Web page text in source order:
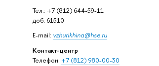
Тел.: +7 (812) 644-59-11
доб. 61510
E-mail: vzhurikhina@hse.ru
Контакт-центр
Телефон: +7 (812) 980-00-30